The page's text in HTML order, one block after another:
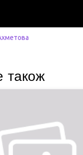
також